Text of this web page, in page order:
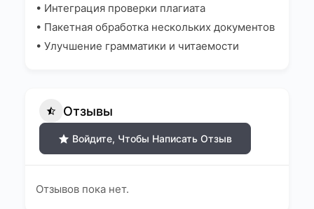
• Интеграция проверки плагиата
• Пакетная обработка нескольких документов
• Улучшение грамматики и читаемости
Отзывы
Войдите, Чтобы Написать Отзыв
Отзывов пока нет.